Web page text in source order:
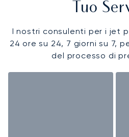
Tuo
I nostri consulenti per i jet
24 ore su 24, 7 giorni su 7,
del processo di